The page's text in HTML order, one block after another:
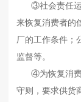
③社会责任运
来恢复消费者的
厂的工作条件；
监督等。
④为恢复消费
守则，要求供货